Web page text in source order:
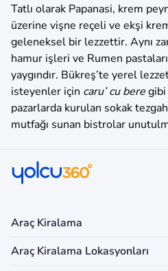
Tatlı olarak Papanasi, krem
üzerine vişne reçeli ve ekşi
geleneksel bir lezzettir. Aynı
hamur işleri ve Rumen
yaygındır. Bükreş’te yerel
isteyenler için caru’ cu bere
pazarlarda kurulan sokak
mutfağı sunan bistrolar
Araç Kiralama
Araç Kiralama Lokasyonları